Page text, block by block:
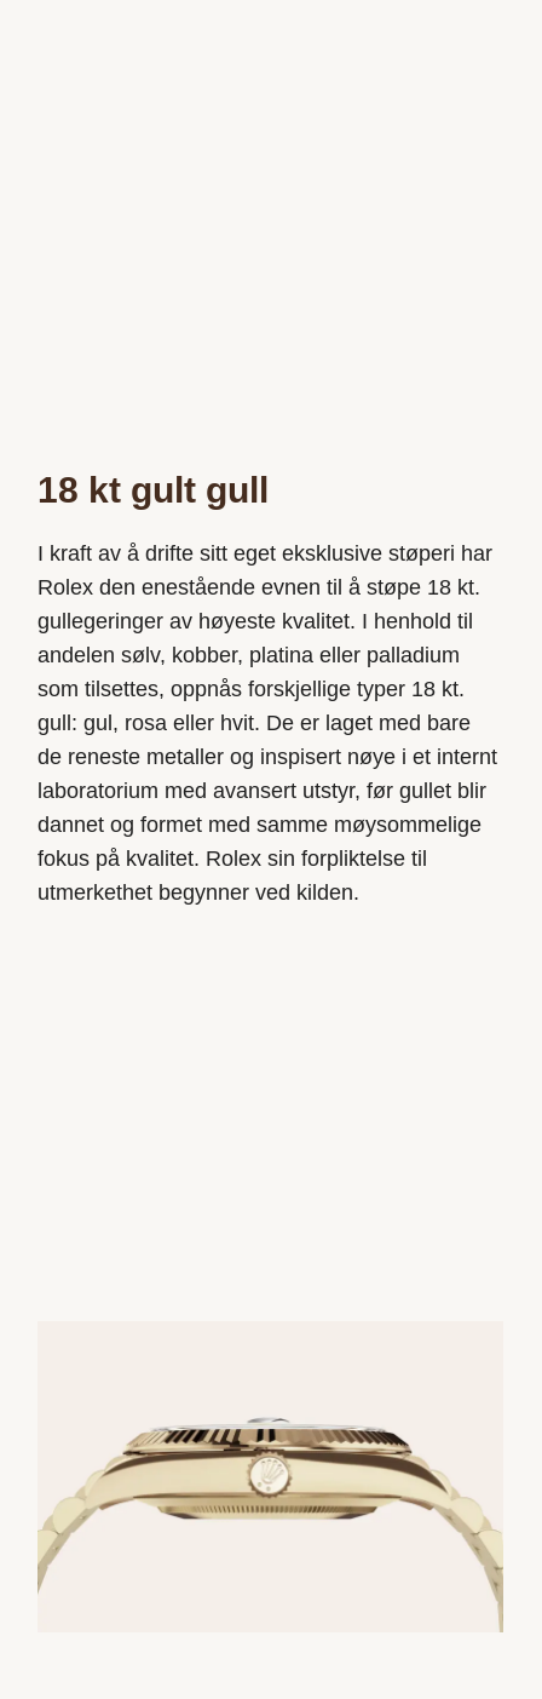
18 kt gult gull
I kraft av å drifte sitt eget eksklusive støperi har
Rolex den enestående evnen til å støpe 18 kt.
gullegeringer av høyeste kvalitet. I henhold til
andelen sølv, kobber, platina eller palladium
som tilsettes, oppnås forskjellige typer 18 kt.
gull: gul, rosa eller hvit. De er laget med bare
de reneste metaller og inspisert nøye i et internt
laboratorium med avansert utstyr, før gullet blir
dannet og formet med samme møysommelige
fokus på kvalitet. Rolex sin forpliktelse til
utmerkethet begynner ved kilden.